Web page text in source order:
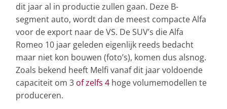
dit jaar al in productie zullen gaan. Deze B-
segment auto, wordt dan de meest compacte Alfa
voor de export naar de VS. De SUV’s die Alfa
Romeo 10 jaar geleden eigenlijk reeds bedacht
maar niet kon bouwen (foto’s), komen dus alsnog.
Zoals bekend heeft Melfi vanaf dit jaar voldoende
capaciteit om 3 of zelfs 4 hoge volumemodellen te
produceren.